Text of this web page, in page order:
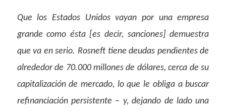
Que los Estados Unidos vayan por una empresa
grande como ésta [es decir, sanciones] demuestra
que va en serio. Rosneft tiene deudas pendientes de
alrededor de 70.000 millones de dólares, cerca de su
capitalización de mercado, lo que le obliga a buscar
refinanciación persistente – y, dejando de lado una